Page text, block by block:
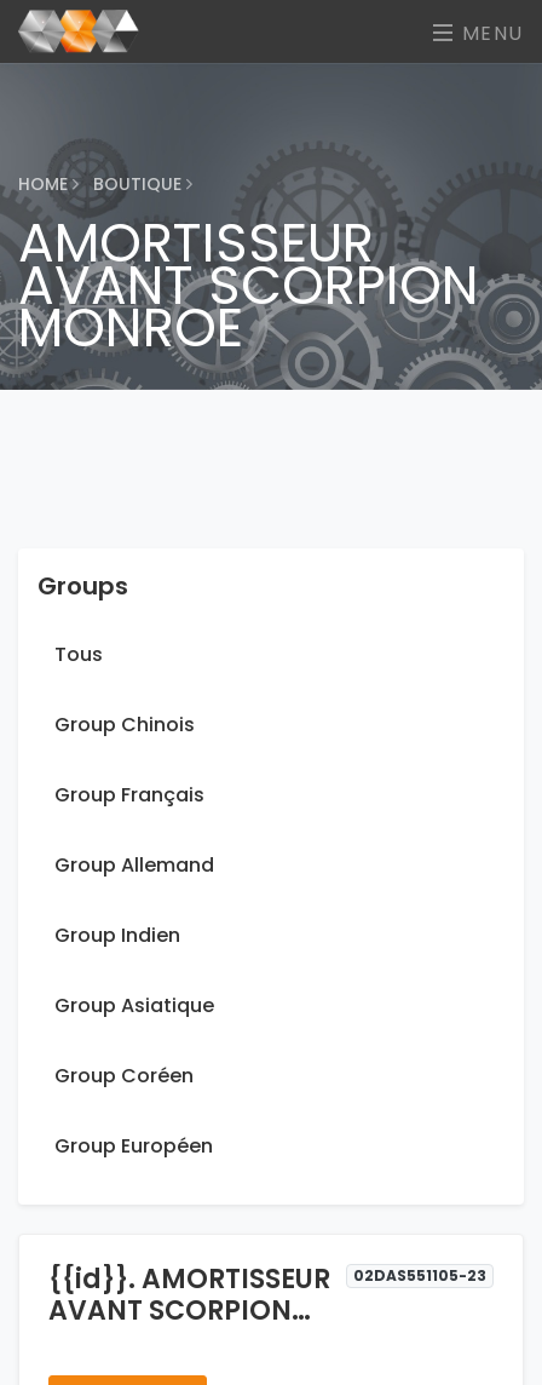
MENU
HOME BOUTIQUE
AMORTISSEUR
AVANT SCORPION
MONROE
Groups
Tous
Group Chinois
Group Français
Group Allemand
Group Indien
Group Asiatique
Group Coréen
Group Européen
{{id}}. AMORTISSEUR
AVANT SCORPION
02DAS551105-23